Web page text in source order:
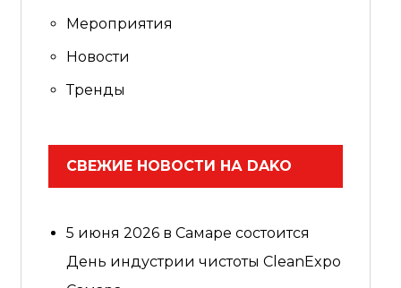
Мероприятия
Новости
Тренды
СВЕЖИЕ НОВОСТИ НА DAKO
5 июня 2026 в Самаре состоится
День индустрии чистоты CleanExpo